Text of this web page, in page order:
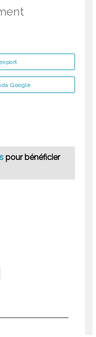
Google
pour bénéficier